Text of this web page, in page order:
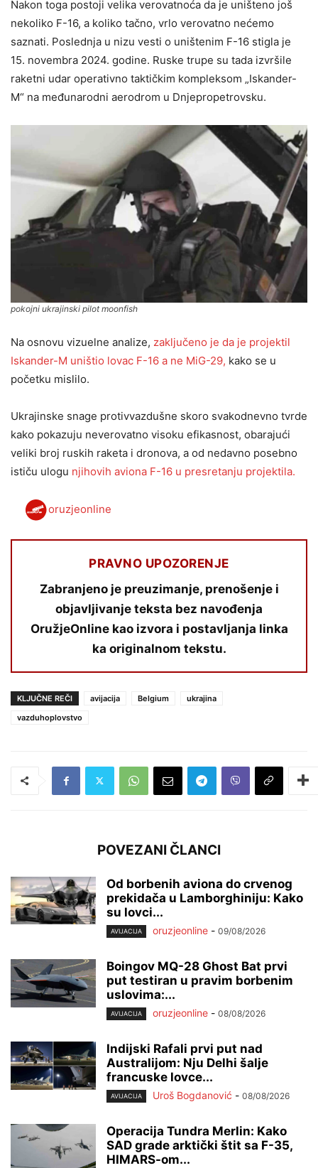
Nakon toga postoji velika verovatnoća da je uništeno još
nekoliko F-16, a koliko tačno, vrlo verovatno nećemo
saznati. Poslednja u nizu vesti o uništenim F-16 stigla je
15. novembra 2024. godine. Ruske trupe su tada izvršile
raketni udar operativno taktičkim kompleksom „Iskander-
M“ na međunarodni aerodrom u Dnjepropetrovsku.
pokojni ukrajinski pilot moonfish
Na osnovu vizuelne analize, zaključeno je da je projektil
Iskander-M uništio lovac F-16 a ne MiG-29, kako se u
početku mislilo.
Ukrajinske snage protivvazdušne skoro svakodnevno tvrde
kako pokazuju neverovatno visoku efikasnost, obarajući
veliki broj ruskih raketa i dronova, a od nedavno posebno
ističu ulogu njihovih aviona F-16 u presretanju projektila.
oruzjeonline
PRAVNO UPOZORENJE
Zabranjeno je preuzimanje, prenošenje i
objavljivanje teksta bez navođenja
OružjeOnline kao izvora i postavljanja linka
ka originalnom tekstu.
KLJUČNE REČI avijacija Belgium
ukrajina
vazduhoplovstvo
POVEZANI ČLANCI
Od borbenih aviona do crvenog
prekidača u Lamborghiniju: Kako
su lovci...
AVIJACIJA oruzjeonline - 09/08/2026
Boingov MQ-28 Ghost Bat prvi
put testiran u pravim borbenim
uslovima:...
AVIJACIJA oruzjeonline - 08/08/2026
Indijski Rafali prvi put nad
Australijom: Nju Delhi šalje
francuske lovce...
AVIJACIJA Uroš Bogdanović - 08/08/2026
Operacija Tundra Merlin: Kako
SAD grade arktički štit sa F-35,
HIMARS-om...